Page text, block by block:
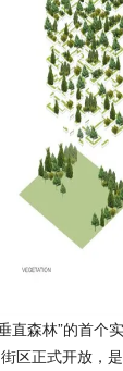
直森林”的首个
区正式开放，